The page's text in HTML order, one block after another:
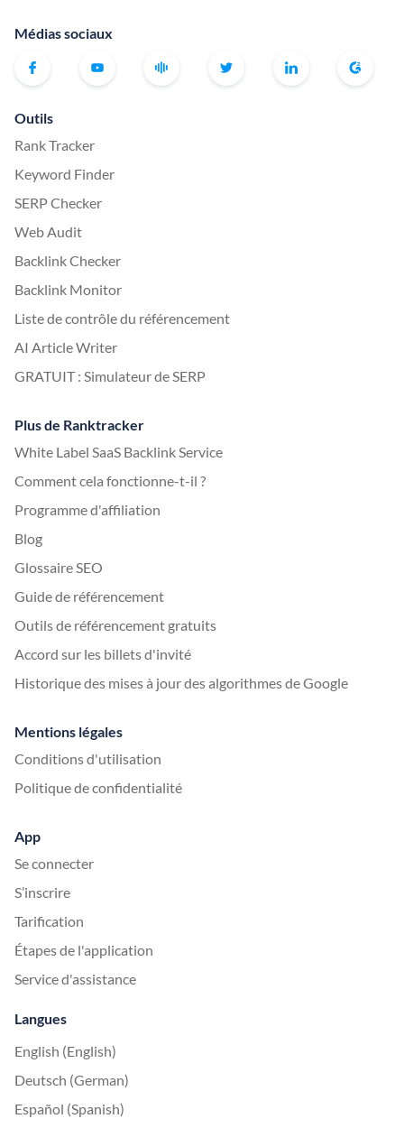
Médias sociaux
Outils
Rank Tracker
Keyword Finder
SERP Checker
Web Audit
Backlink Checker
Backlink Monitor
Liste de contrôle du référencement
AI Article Writer
GRATUIT : Simulateur de SERP
Plus de Ranktracker
White Label SaaS Backlink Service
Comment cela fonctionne-t-il ?
Programme d'affiliation
Blog
Glossaire SEO
Guide de référencement
Outils de référencement gratuits
Accord sur les billets d'invité
Historique des mises à jour des algorithmes de Google
Mentions légales
Conditions d'utilisation
Politique de confidentialité
App
Se connecter
S’inscrire
Tarification
Étapes de l'application
Service d'assistance
Langues
English (English)
Deutsch (German)
Español (Spanish)